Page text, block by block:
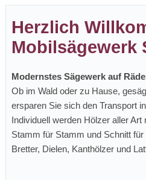
Herzlich
Mobilsägewerk
Modernstes Sägewerk auf
Ob im Wald oder zu Hause,
ersparen Sie sich den Transport
Individuell werden Hölzer aller
Stamm für Stamm und Schnitt
Bretter, Dielen, Kanthölzer und